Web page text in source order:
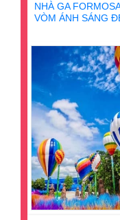
NHÀ GA
VÒM ÁNH SÁNG